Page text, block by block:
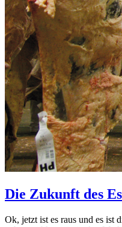
Die Zukunft des
Ok, jetzt ist es raus und es ist